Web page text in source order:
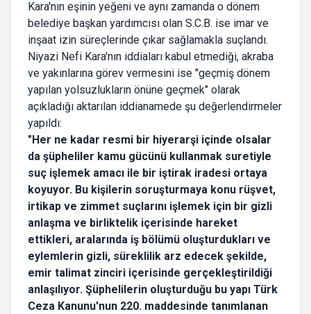
Kara'nın eşinin yeğeni ve aynı zamanda o dönem
belediye başkan yardımcısı olan S.C.B. ise imar ve
inşaat izin süreçlerinde çıkar sağlamakla suçlandı.
Niyazi Nefi Kara'nın iddiaları kabul etmediği, akraba
ve yakınlarına görev vermesini ise "geçmiş dönem
yapılan yolsuzlukların önüne geçmek" olarak
açıkladığı aktarılan iddianamede şu değerlendirmeler
yapıldı:
"Her ne kadar resmi bir hiyerarşi içinde olsalar
da şüpheliler kamu gücünü kullanmak suretiyle
suç işlemek amacı ile bir iştirak iradesi ortaya
koyuyor. Bu kişilerin soruşturmaya konu rüşvet,
irtikap ve zimmet suçlarını işlemek için bir gizli
anlaşma ve birliktelik içerisinde hareket
ettikleri, aralarında iş bölümü oluşturdukları ve
eylemlerin gizli, süreklilik arz edecek şekilde,
emir talimat zinciri içerisinde gerçekleştirildiği
anlaşılıyor. Şüphelilerin oluşturduğu bu yapı Türk
Ceza Kanunu'nun 220. maddesinde tanımlanan